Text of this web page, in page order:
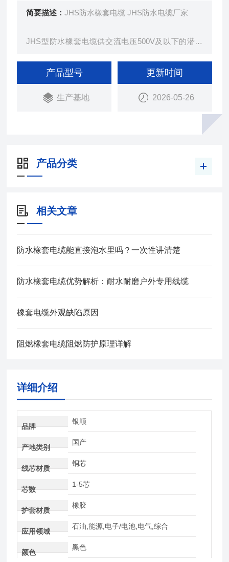
简要描述：JHS防水橡套电缆 JHS防水电缆厂家
JHS型防水橡套电缆供交流电压500V及以下的潜水
有好的电气绝缘性能。防水橡套电缆弯曲性能好，能
承受经常的移动.
产品型号
生产基地
更新时间
2026-05-26
产品分类
相关文章
防水橡套电缆能直接泡水里吗？一次性讲清楚
防水橡套电缆优势解析：耐水耐磨户外专用线缆
橡套电缆外观缺陷原因
阻燃橡套电缆阻燃防护原理详解
详细介绍
品牌
银顺
产地类别
国产
线芯材质
铜芯
芯数
1-5芯
护套材质
橡胶
应用领域
石油,能源,电子/电池,电气,综合
颜色
黑色